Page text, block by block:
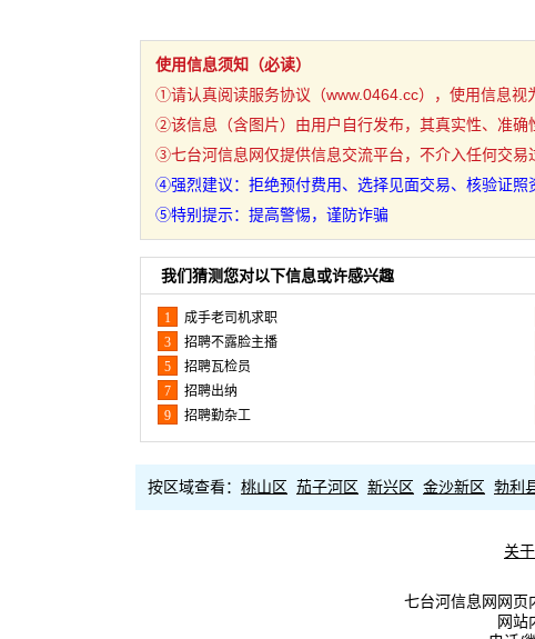
使用信息须知（必读）
①请认真阅读服务协议（www.0464.cc），使用信息视
②该信息（含图片）由用户自行发布，其真实性、准确
③七台河信息网仅提供信息交流平台，不介入任何交易
④强烈建议：拒绝预付费用、选择见面交易、核验证照
⑤特别提示：提高警惕，谨防诈骗
我们猜测您对以下信息或许感兴趣
1 成手老司机求职
3
招聘不露脸主播
5
招聘瓦检员
7
招聘出纳
9
招聘勤杂工
按区域查看： 桃山区 茄子河区 新兴区 金沙新区 勃利
关
七台河信息网网页
网站